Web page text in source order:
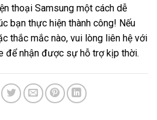
thoại Samsung một cách dễ
bạn thực hiện thành công! Nếu
thắc mắc nào, vui lòng liên hệ với
để nhận được sự hỗ trợ kịp thời.